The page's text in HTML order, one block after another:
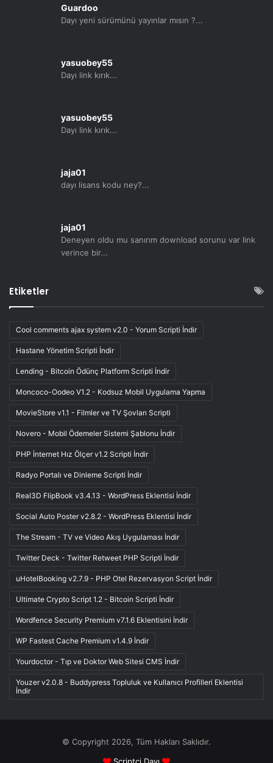
Guardoo
Dayı yeni sürümünü yayınlar mısın ?...
yasuobey55
Dayı link kırık...
yasuobey55
Dayı link kırık...
jaja01
dayı lisans kodu ney?...
jaja01
Deneyen oldu mu sanırım download sorunu var link
verince bir...
Etiketler
Cool comments ajax system v2.0 - Yorum Scripti İndir
Hastane Yönetim Scripti İndir
Lending - Bitcoin Ödünç Platform Scripti İndir
Moncoco-Oodeo V1.2 - Kodsuz Mobil Uygulama Yapma
MovieStore v1.1 - Filmler ve TV Şovları Scripti
Novero - Mobil Ödemeler Sistemi Şablonu İndir
PHP İnternet Hız Ölçer v1.2 Scripti İndir
Radyo Portalı ve Dinleme Scripti İndir
Real3D FlipBook v3.4.13 - WordPress Eklentisi İndir
Social Auto Poster v2.8.2 - WordPress Eklentisi İndir
The Stream - TV ve Video Akış Uygulaması İndir
Twitter Deck - Twitter Retweet PHP Scripti İndir
uHotelBooking v2.7.9 - PHP Otel Rezervasyon Script İndir
Ultimate Crypto Script 1.2 - Bitcoin Scripti İndir
Wordfence Security Premium v7.1.6 Eklentisini İndir
WP Fastest Cache Premium v1.4.9 İndir
Yourdoctor - Tıp ve Doktor Web Sitesi CMS İndir
Youzer v2.0.8 - Buddypress Topluluk ve Kullanıcı Profilleri Eklentisi
İndir
© Copyright 2026, Tüm Hakları Saklıdır.
Scriptci Dayı